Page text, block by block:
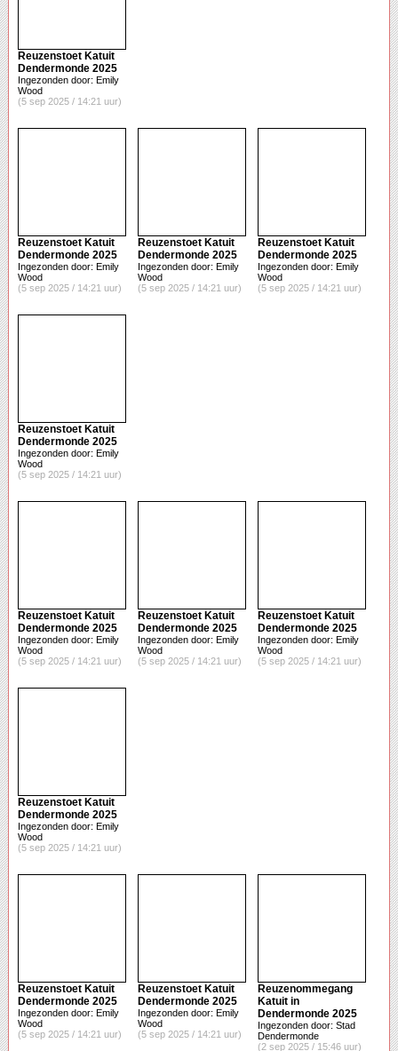
Reuzenstoet Katuit
Dendermonde 2025
Ingezonden door: Emily
Wood
(5 sep 2025 / 14:21 uur)
Reuzenstoet Katuit
Dendermonde 2025
Ingezonden door: Emily
Wood
(5 sep 2025 / 14:21 uur)
Reuzenstoet Katuit
Dendermonde 2025
Ingezonden door: Emily
Wood
(5 sep 2025 / 14:21 uur)
Reuzenstoet Katuit
Dendermonde 2025
Ingezonden door: Emily
Wood
(5 sep 2025 / 14:21 uur)
Reuzenstoet Katuit
Dendermonde 2025
Ingezonden door: Emily
Wood
(5 sep 2025 / 14:21 uur)
Reuzenstoet Katuit
Dendermonde 2025
Ingezonden door: Emily
Wood
(5 sep 2025 / 14:21 uur)
Reuzenstoet Katuit
Dendermonde 2025
Ingezonden door: Emily
Wood
(5 sep 2025 / 14:21 uur)
Reuzenstoet Katuit
Dendermonde 2025
Ingezonden door: Emily
Wood
(5 sep 2025 / 14:21 uur)
Reuzenstoet Katuit
Dendermonde 2025
Ingezonden door: Emily
Wood
(5 sep 2025 / 14:21 uur)
Reuzenstoet Katuit
Dendermonde 2025
Ingezonden door: Emily
Wood
(5 sep 2025 / 14:21 uur)
Reuzenstoet Katuit
Dendermonde 2025
Ingezonden door: Emily
Wood
(5 sep 2025 / 14:21 uur)
Reuzenommegang
Katuit in
Dendermonde 2025
Ingezonden door: Stad
Dendermonde
(2 sep 2025 / 15:46 uur)